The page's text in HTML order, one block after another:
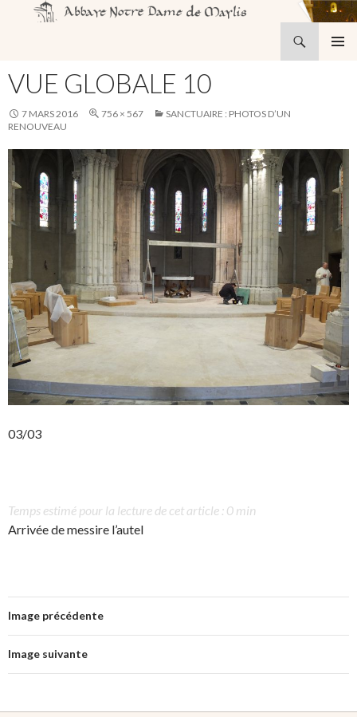
AU
CONTENU
VUE GLOBALE 10
7 MARS 2016 756 × 567
SANCTUAIRE : PHOTOS D’UN
RENOUVEAU
03/03
Temps estimé pour la lecture de cet article : 0 min
Arrivée de messire l’autel
Image précédente
Image suivante